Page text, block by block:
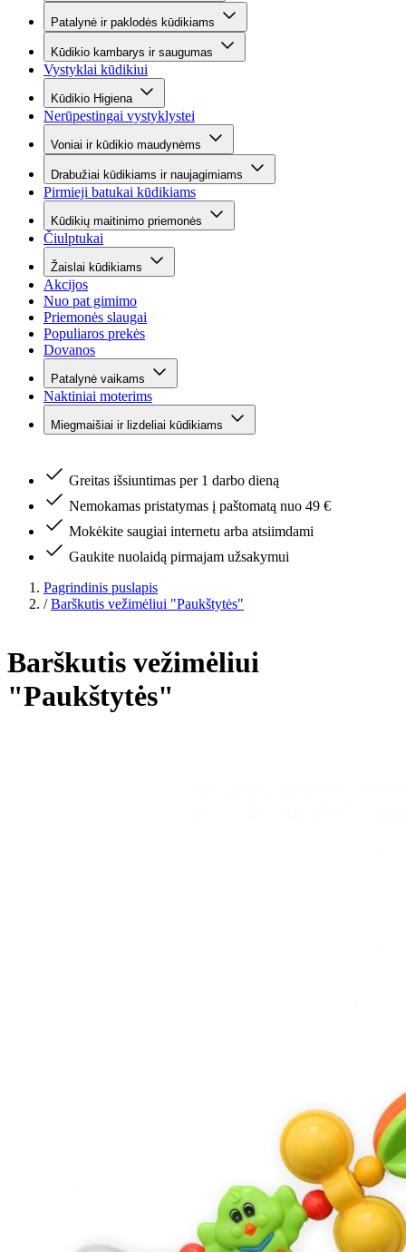
Patalynė ir paklodės kūdikiams
Kūdikio kambarys ir saugumas
Vystyklai kūdikiui
Kūdikio Higiena
Nerūpestingai vystyklystei
Voniai ir kūdikio maudynėms
Drabužiai kūdikiams ir naujagimiams
Pirmieji batukai kūdikiams
Kūdikių maitinimo priemonės
Čiulptukai
Žaislai kūdikiams
Akcijos
Nuo pat gimimo
Priemonės slaugai
Populiaros prekės
Dovanos
Patalynė vaikams
Naktiniai moterims
Miegmaišiai ir lizdeliai kūdikiams
Greitas išsiuntimas per 1 darbo dieną
Nemokamas pristatymas į paštomatą nuo 49 €
Mokėkite saugiai internetu arba atsiimdami
Gaukite nuolaidą pirmajam užsakymui
Pagrindinis puslapis
/ Barškutis vežimėliui "Paukštytės"
Barškutis vežimėliui
"Paukštytės"